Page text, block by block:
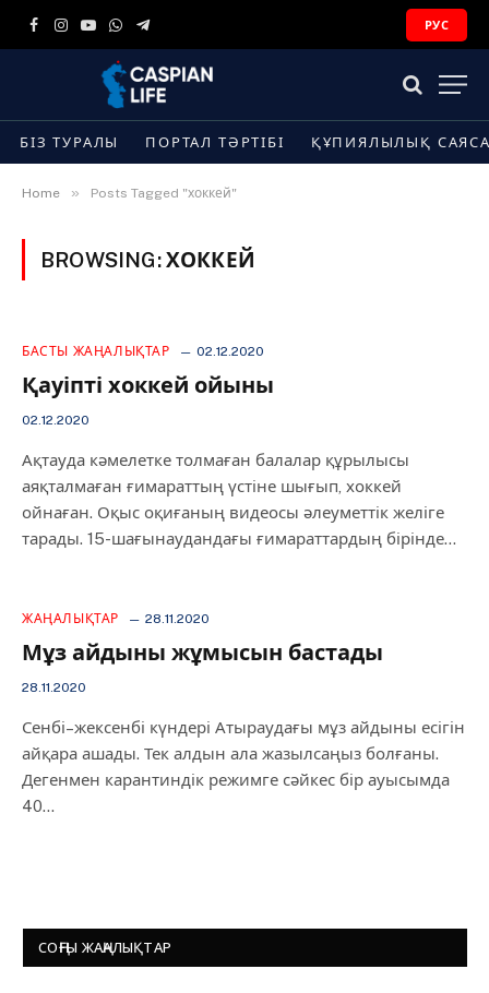
Facebook
Instagram
YouTube
WhatsApp
Telegram
РУС
БІЗ ТУРАЛЫ ПОРТАЛ ТӘРТІБІ ҚҰПИЯЛЫЛЫҚ
Home » Posts Tagged "хоккей"
BROWSING:ХОККЕЙ
БАСТЫ ЖАҢАЛЫҚТАР 02.12.2020
Қауіпті хоккей ойыны
02.12.2020
Ақтауда кәмелетке толмаған балалар құрылысы
аяқталмаған ғимараттың үстіне шығып, хоккей
ойнаған. Оқыс оқиғаның видеосы әлеуметтік желіге
тарады. 15-шағынаудандағы ғимараттардың бірінде…
ЖАҢАЛЫҚТАР 28.11.2020
Мұз айдыны жұмысын бастады
28.11.2020
Сенбі–жексенбі күндері Атыраудағы мұз айдыны есігін
айқара ашады. Тек алдын ала жазылсаңыз болғаны.
Дегенмен карантиндік режимге сәйкес бір ауысымда
40…
СОҢҒЫ ЖАҢАЛЫҚТАР